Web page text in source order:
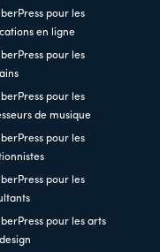
pour les
en ligne
pour les
pour les
de musique
pour les
pour les
pour les arts